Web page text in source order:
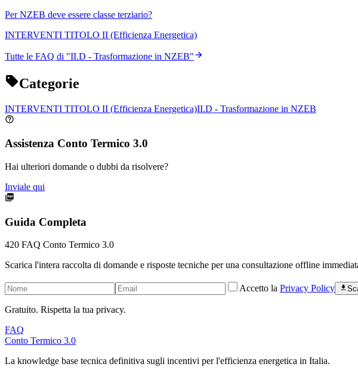
Per NZEB deve essere classe terziario?
INTERVENTI TITOLO II (Efficienza Energetica)
Tutte le FAQ di "II.D - Trasformazione in NZEB"
Categorie
INTERVENTI TITOLO II (Efficienza Energetica)II.D - Trasformazione in NZEB
Assistenza Conto Termico 3.0
Hai ulteriori domande o dubbi da risolvere?
Inviale qui
Guida Completa
420 FAQ Conto Termico 3.0
Scarica l'intera raccolta di domande e risposte tecniche per una consultazione offline
Accetto la Privacy Policy
Gratuito. Rispetta la tua privacy.
FAQ
Conto Termico 3.0
La knowledge base tecnica definitiva sugli incentivi per l'efficienza energetica in Italia.